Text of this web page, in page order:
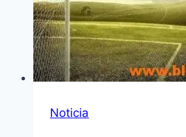
Noticia